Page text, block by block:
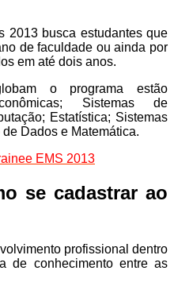
2013 busca estudantes que
de faculdade ou ainda por
em até dois anos.
o programa estão
Sistemas de
Estatística; Sistemas
Dados e Matemática.
EMS 2013
se cadastrar ao
profissional dentro
de conhecimento entre as